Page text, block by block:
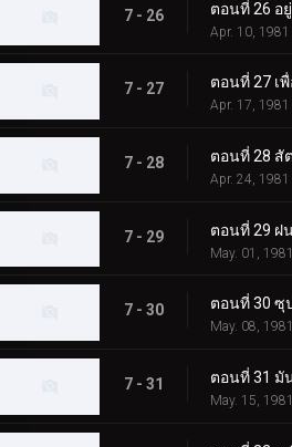
7 - 26
Apr. 10, 1981
7 - 27
Apr. 17, 1981
7 - 28
Apr. 24, 1981
7 - 29
May. 01, 1981
7 - 30
May. 08, 1981
7 - 31
May. 15, 1981